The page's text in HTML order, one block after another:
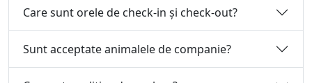
Care sunt orele de check-in și check-out?
Sunt acceptate animalele de companie?